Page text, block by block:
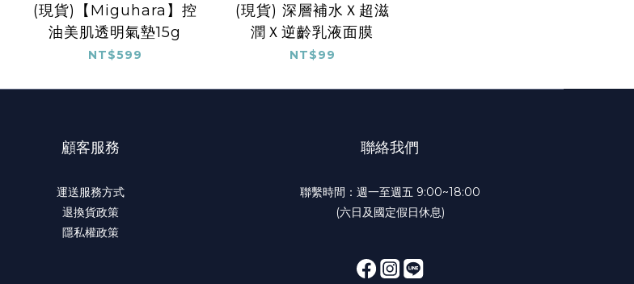
(現貨)【Miguhara】控
油美肌透明氣墊15g
NT$599
(現貨) 深層補水Ｘ超滋
潤Ｘ逆齡乳液面膜
NT$99
顧客服務
運送服務方式
退換貨政策
隱私權政策
聯絡我們
聯繫時間：週一至週五 9:00~18:00
(六日及國定假日休息)